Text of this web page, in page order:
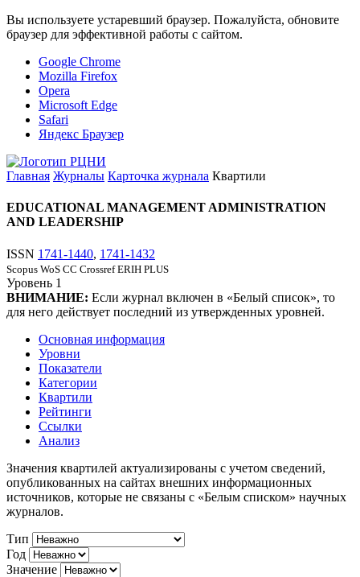
Вы используете устаревший браузер. Пожалуйста, обновите
браузер для эффективной работы с сайтом.
Google Chrome
Mozilla Firefox
Opera
Microsoft Edge
Safari
Яндекс Браузер
Главная Журналы Карточка журнала Квартили
EDUCATIONAL MANAGEMENT ADMINISTRATION
AND LEADERSHIP
ISSN 1741-1440, 1741-1432
Scopus WoS CC Crossref ERIH PLUS
Уровень 1
ВНИМАНИЕ: Если журнал включен в «Белый список», то
для него действует последний из утвержденных уровней.
Основная информация
Уровни
Показатели
Категории
Квартили
Рейтинги
Ссылки
Анализ
Значения квартилей актуализированы с учетом сведений,
опубликованных на сайтах внешних информационных
источников, которые не связаны с «Белым списком» научных
журналов.
Тип
Год
Значение